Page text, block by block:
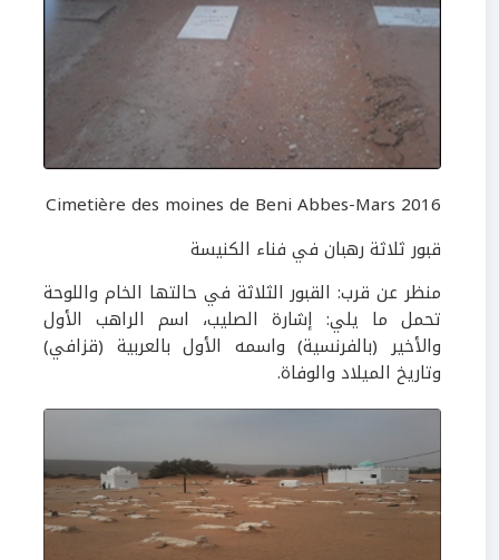
Cimetière des moines de Beni Abbes-Mars 2016
قبور ثلاثة رهبان في فناء الكنيسة
منظر عن قرب: القبور الثلاثة في حالتها الخام واللوحة
تحمل ما يلي: إشارة الصليب، اسم الراهب الأول
والأخير (بالفرنسية) واسمه الأول بالعربية (قزافي)
وتاريخ الميلاد والوفاة.